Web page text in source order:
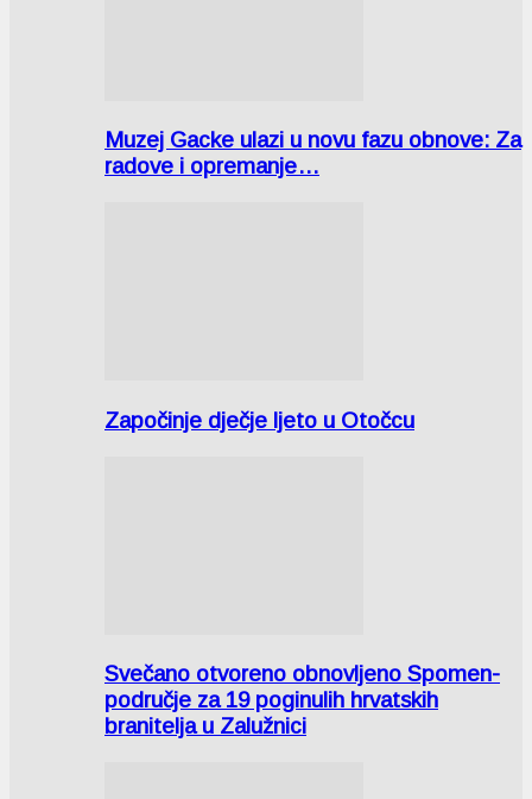
Muzej Gacke ulazi u novu fazu obnove: Za
radove i opremanje…
Započinje dječje ljeto u Otočcu
Svečano otvoreno obnovljeno Spomen-
područje za 19 poginulih hrvatskih
branitelja u Zalužnici